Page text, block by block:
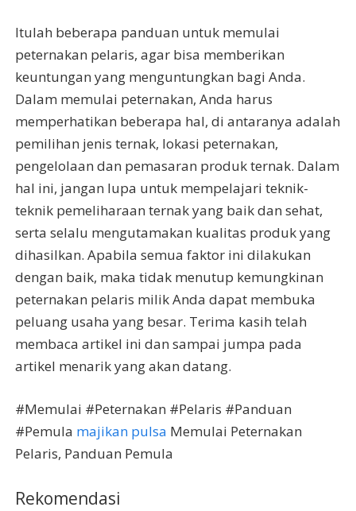
Itulah beberapa panduan untuk memulai
peternakan pelaris, agar bisa memberikan
keuntungan yang menguntungkan bagi Anda.
Dalam memulai peternakan, Anda harus
memperhatikan beberapa hal, di antaranya adalah
pemilihan jenis ternak, lokasi peternakan,
pengelolaan dan pemasaran produk ternak. Dalam
hal ini, jangan lupa untuk mempelajari teknik-
teknik pemeliharaan ternak yang baik dan sehat,
serta selalu mengutamakan kualitas produk yang
dihasilkan. Apabila semua faktor ini dilakukan
dengan baik, maka tidak menutup kemungkinan
peternakan pelaris milik Anda dapat membuka
peluang usaha yang besar. Terima kasih telah
membaca artikel ini dan sampai jumpa pada
artikel menarik yang akan datang.
#Memulai #Peternakan #Pelaris #Panduan
#Pemula majikan pulsa Memulai Peternakan
Pelaris, Panduan Pemula
Rekomendasi